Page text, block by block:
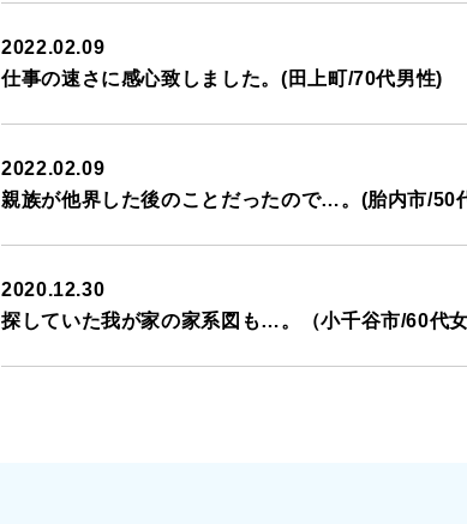
2022.02.09
仕事の速さに感心致しました。(田上町/70代男性)
2022.02.09
親族が他界した後のことだったので…。(胎内市/50
2020.12.30
探していた我が家の家系図も…。（小千谷市/60代女